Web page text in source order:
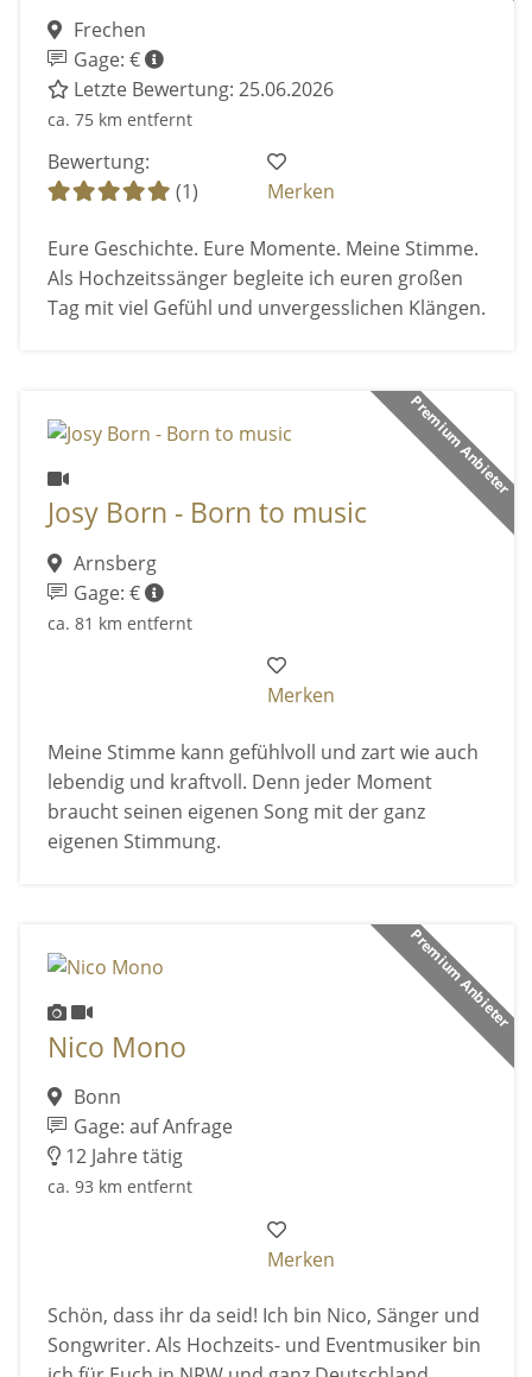
Frechen
Gage: €
Letzte Bewertung: 25.06.2026
ca. 75 km entfernt
Bewertung:
(1)
Merken
Eure Geschichte. Eure Momente. Meine Stimme.
Als Hochzeitssänger begleite ich euren großen
Tag mit viel Gefühl und unvergesslichen Klängen.
Premium Anbieter
Josy Born - Born to music
Arnsberg
Gage: €
ca. 81 km entfernt
Merken
Meine Stimme kann gefühlvoll und zart wie auch
lebendig und kraftvoll. Denn jeder Moment
braucht seinen eigenen Song mit der ganz
eigenen Stimmung.
Premium Anbieter
Nico Mono
Bonn
Gage: auf Anfrage
12 Jahre tätig
ca. 93 km entfernt
Merken
Schön, dass ihr da seid! Ich bin Nico, Sänger und
Songwriter. Als Hochzeits- und Eventmusiker bin